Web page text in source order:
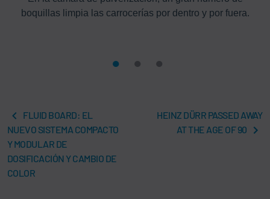
boquillas limpia las carrocerías por dentro y por fuera.
FLUID BOARD: EL
NUEVO SISTEMA COMPACTO
Y MODULAR DE
DOSIFICACIÓN Y CAMBIO DE
COLOR
HEINZ DÜRR PASSED AWAY
AT THE AGE OF 90